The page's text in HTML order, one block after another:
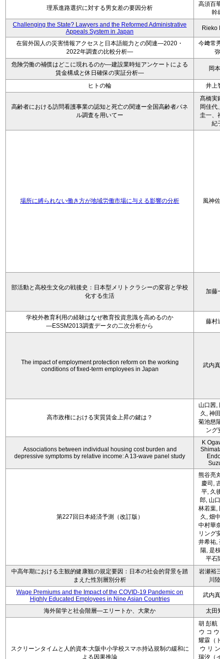
理系進路選択に対する男女差の要因分析
高須百
幹
Challenging the State? Lawyers and the Reformed Administrative
Appeals System in Japan
Rieko
在留外国人の災害情報アクセスと日本語能力との関連―2020・
2022年調査の比較分析―
今﨑常
弥
危険労働の補償はどこに現れるのか―建設業時短アンケートによる
賃金構成と休日確保の実証分析―
岡
ヒトの輪 井上
高齢者における訪問看護事業の認知と死亡の関連ー全国高齢者パネ
ル調査を用いてー
髙橋実
岡佳代
圭一、
紀
場所に縛られない働き方が地域労働市場に与える影響の分析 風神
部活動と高校生文化の戦後史：日本型メリトクラシーの変容と学校
化する生活
加藤
学校外教育利用の経験はなぜ教育投資意識を高めるのか
―ESSM2013調査データの二次分析から
藤村
The impact of employment protection reform on the working
conditions of fixed-term employees in Japan
武内
高市政権における実質賃金上昇の鍵は？
山口茜,
久, 神
菊池慈
ング
Associations between individual housing cost burden and
depressive symptoms by relative income: A 13-wave panel study
K
第227回日本経済予測（改訂版）
熊谷亮
慶司,
平, 久
郎, 山
林若葉,
久, 畑
中村華
リング
井希祐,
陽, 是
平石
中高年期における主観的健康観の規定要因：日本の社会的背景を踏
まえた性別層別分析
岩瀬裕
川
Wage Premiums and the Impact of the COVID‑19 Pandemic on
Highly Educated Employees in Nine Asian Countries
武内
海外留学と社会階層―エリートか、大衆か 太田
スクリーンタイムと人的資本:大阪中小学校スマホ持込規制の緩和に
よる因果推論
胡 彭航
ウ コ
耀霖（
ウ リ
瑞汐（